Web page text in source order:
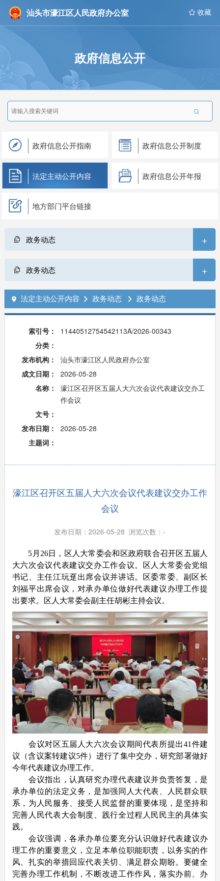
汕头市濠江区人民政府办公室  收藏
政府信息公开

政府信息公开指南 政府信息公开制度
法定主动公开内容 政府信息公开年报
地方部门平台链接
政务动态 +
政务动态 +
 法定主动公开内容  政务动态  政务动态
索引号：
11440512754542113A/2026-00343
分类：
发布机构：
汕头市濠江区人民政府办公室
成文日期：
2026-05-28
名称：
濠江区召开区五届人大六次会议代表建议交办工
作会议
文号：
发布日期：
2026-05-28
主题词：
濠江区召开区五届人大六次会议代表建议交办工作
会议
发布日期：2026-05-28 浏览次数：-
5月26日，区人大常委会和区政府联合召开区五届人
大六次会议代表建议交办工作会议。区人大常委会党组
书记、主任江玩趸出席会议并讲话。区委常委、副区长
刘福平出席会议，对承办单位做好代表建议办理工作提
出要求。区人大常委会副主任胡彬主持会议。
会议对区五届人大六次会议期间代表所提出41件建
议（含议案转建议5件）进行了集中交办，研究部署做好
今年代表建议办理工作。
会议指出，认真研究办理代表建议并负责答复，是
承办单位的法定义务，是加强同人大代表、人民群众联
系，为人民服务、接受人民监督的重要体现，是坚持和
完善人民代表大会制度、践行全过程人民民主的具体实
践。
会议强调，各承办单位要充分认识做好代表建议办
理工作的重要意义，立足本单位职能职责，以务实的作
风、扎实的举措回应代表关切、满足群众期盼。要健全
完善办理工作机制，不断改进工作作风，落实办前、办